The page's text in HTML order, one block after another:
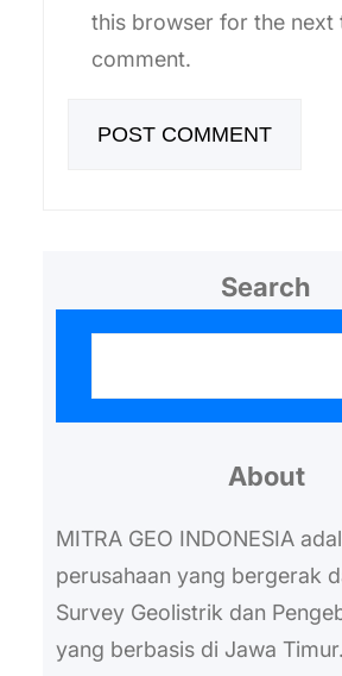
this browser for the next
comment.
Search
About
MITRA GEO INDONESIA
perusahaan yang bergerak
Survey Geolistrik dan
yang berbasis di Jawa